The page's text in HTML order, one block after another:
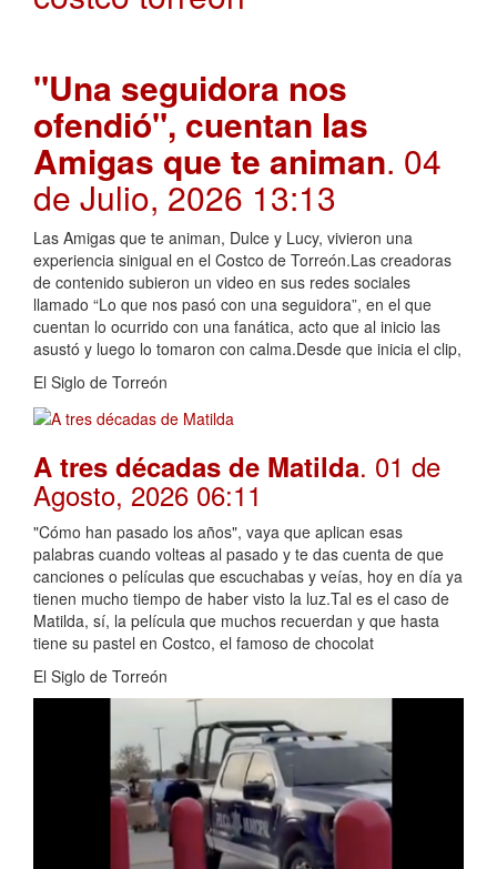
"Una seguidora nos
ofendió", cuentan las
Amigas que te animan. 04
de Julio, 2026 13:13
Las Amigas que te animan, Dulce y Lucy, vivieron una
experiencia sinigual en el Costco de Torreón.Las creadoras
de contenido subieron un video en sus redes sociales
llamado “Lo que nos pasó con una seguidora”, en el que
cuentan lo ocurrido con una fanática, acto que al inicio las
asustó y luego lo tomaron con calma.Desde que inicia el clip,
El Siglo de Torreón
A tres décadas de Matilda. 01 de
Agosto, 2026 06:11
"Cómo han pasado los años", vaya que aplican esas
palabras cuando volteas al pasado y te das cuenta de que
canciones o películas que escuchabas y veías, hoy en día ya
tienen mucho tiempo de haber visto la luz.Tal es el caso de
Matilda, sí, la película que muchos recuerdan y que hasta
tiene su pastel en Costco, el famoso de chocolat
El Siglo de Torreón